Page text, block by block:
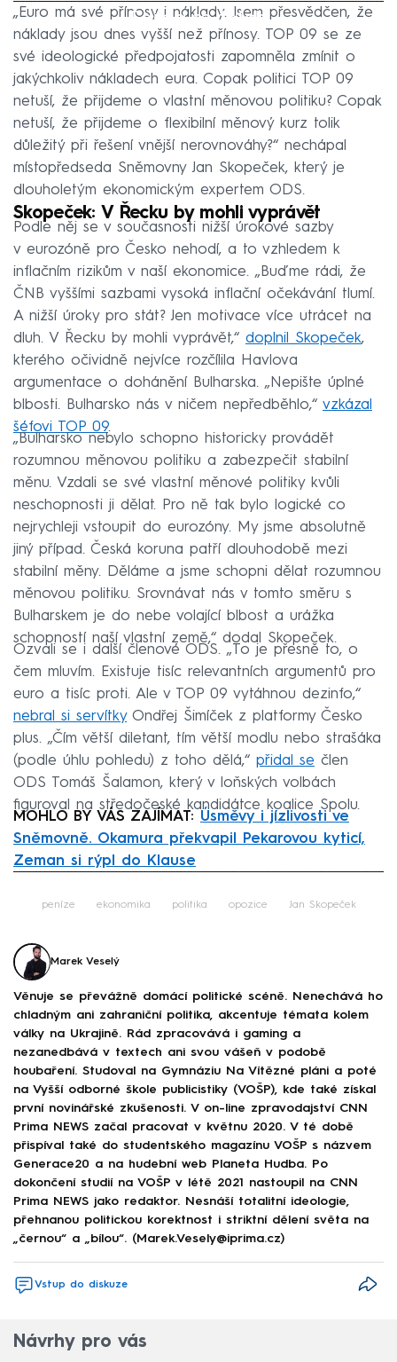
Failed to fetch
„Euro má své přínosy i náklady. Jsem přesvědčen, že
náklady jsou dnes vyšší než přínosy. TOP 09 se ze
své ideologické předpojatosti zapomněla zmínit o
jakýchkoliv nákladech eura. Copak politici TOP 09
netuší, že přijdeme o vlastní měnovou politiku? Copak
netuší, že přijdeme o flexibilní měnový kurz tolik
důležitý při řešení vnější nerovnováhy?“ nechápal
místopředseda Sněmovny Jan Skopeček, který je
dlouholetým ekonomickým expertem ODS.
Skopeček: V Řecku by mohli vyprávět
Podle něj se v současnosti nižší úrokové sazby
v eurozóně pro Česko nehodí, a to vzhledem k
inflačním rizikům v naší ekonomice. „Buďme rádi, že
ČNB vyššími sazbami vysoká inflační očekávání tlumí.
A nižší úroky pro stát? Jen motivace více utrácet na
dluh. V Řecku by mohli vyprávět,“ doplnil Skopeček,
kterého očividně nejvíce rozčílila Havlova
argumentace o dohánění Bulharska. „Nepište úplné
blbosti. Bulharsko nás v ničem nepředběhlo,“ vzkázal
šéfovi TOP 09.
„Bulharsko nebylo schopno historicky provádět
rozumnou měnovou politiku a zabezpečit stabilní
měnu. Vzdali se své vlastní měnové politiky kvůli
neschopnosti ji dělat. Pro ně tak bylo logické co
nejrychleji vstoupit do eurozóny. My jsme absolutně
jiný případ. Česká koruna patří dlouhodobě mezi
stabilní měny. Děláme a jsme schopni dělat rozumnou
měnovou politiku. Srovnávat nás v tomto směru s
Bulharskem je do nebe volající blbost a urážka
schopností naší vlastní země,“ dodal Skopeček.
Ozvali se i další členové ODS. „To je přesně to, o
čem mluvím. Existuje tisíc relevantních argumentů pro
euro a tisíc proti. Ale v TOP 09 vytáhnou dezinfo,“
nebral si servítkyOndřej Šimíček z platformy Česko
plus. „Čím větší diletant, tím větší modlu nebo strašáka
(podle úhlu pohledu) z toho dělá,“ přidal se člen
ODS Tomáš Šalamon, který v loňských volbách
figuroval na středočeské kandidátce koalice Spolu.
MOHLO BY VÁS ZAJÍMAT: Úsměvy i jízlivosti ve
Sněmovně. Okamura překvapil Pekarovou kyticí,
Zeman si rýpl do Klause
peníze ekonomika politika opozice Jan Skopeček
Marek Veselý
Věnuje se převážně domácí politické scéně. Nenechává ho
chladným ani zahraniční politika, akcentuje témata kolem
války na Ukrajině. Rád zpracovává i gaming a
nezanedbává v textech ani svou vášeň v podobě
houbaření. Studoval na Gymnáziu Na Vítězné pláni a poté
na Vyšší odborné škole publicistiky (VOŠP), kde také získal
první novinářské zkušenosti. V on-line zpravodajství CNN
Prima NEWS začal pracovat v květnu 2020. V té době
přispíval také do studentského magazínu VOŠP s názvem
Generace20 a na hudební web Planeta Hudba. Po
dokončení studií na VOŠP v létě 2021 nastoupil na CNN
Prima NEWS jako redaktor. Nesnáší totalitní ideologie,
přehnanou politickou korektnost i striktní dělení světa na
„černou“ a „bílou“. (Marek.Vesely@iprima.cz)
Vstup do diskuze
Návrhy pro vás